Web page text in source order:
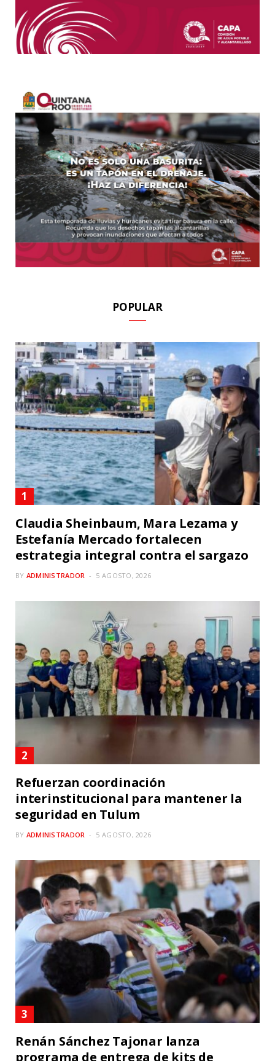
POPULAR
Claudia Sheinbaum, Mara Lezama y
Estefanía Mercado fortalecen
estrategia integral contra el sargazo
BY ADMINISTRADOR 5 AGOSTO, 2026
Refuerzan coordinación
interinstitucional para mantener la
seguridad en Tulum
BY ADMINISTRADOR 5 AGOSTO, 2026
Renán Sánchez Tajonar lanza
programa de entrega de kits de